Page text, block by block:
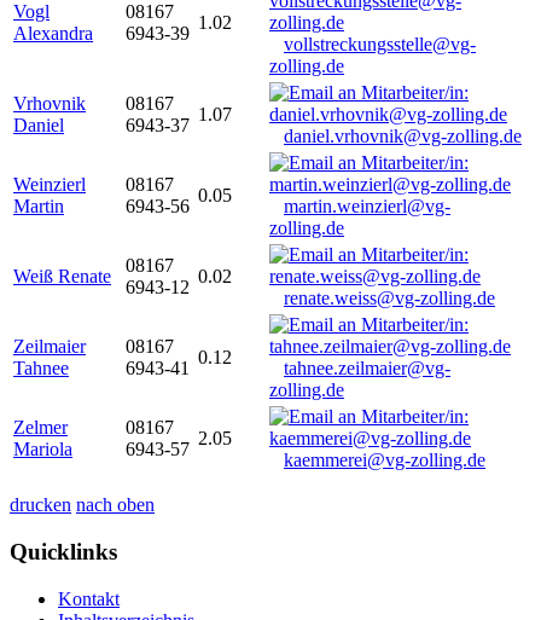
Vogl
Alexandra
08167
6943-39
1.02
vollstreckungsstelle@vg-
zolling.de
Vrhovnik
Daniel
08167
6943-37
1.07
daniel.vrhovnik@vg-zolling.de
Weinzierl
Martin
08167
6943-56
0.05
martin.weinzierl@vg-
zolling.de
Weiß Renate
08167
6943-12
0.02
renate.weiss@vg-zolling.de
Zeilmaier
Tahnee
08167
6943-41
0.12
tahnee.zeilmaier@vg-
zolling.de
Zelmer
Mariola
08167
6943-57
2.05
kaemmerei@vg-zolling.de
drucken nach oben
Quicklinks
Kontakt